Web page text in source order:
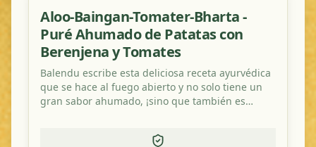
Aloo-Baingan-Tomater-Bharta -
Puré Ahumado de Patatas con
Berenjena y Tomates
Balendu escribe esta deliciosa receta ayurvédica
que se hace al fuego abierto y no solo tiene un
gran sabor ahumado, ¡sino que también es